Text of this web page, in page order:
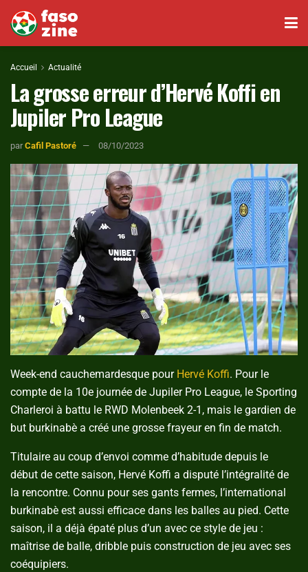
Accueil Actualité
La grosse erreur d’Hervé Koffi en
Jupiler Pro League
par Cafil Pastoré 08/10/2023
Week-end cauchemardesque pour Hervé Koffi. Pour le
compte de la 10e journée de Jupiler Pro League, le Sporting
Charleroi à battu le RWD Molenbeek 2-1, mais le gardien de
but burkinabè a créé une grosse frayeur en fin de match.
Titulaire au coup d’envoi comme d’habitude depuis le
début de cette saison, Hervé Koffi a disputé l’intégralité de
la rencontre. Connu pour ses gants fermes, l’international
burkinabè est aussi efficace dans les balles au pied. Cette
saison, il a déjà épaté plus d’un avec ce style de jeu :
maîtrise de balle, dribble puis construction de jeu avec ses
coéquipiers.